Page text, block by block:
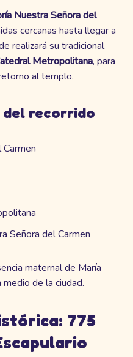
Nuestra Señora del
cercanas hasta llegar a
realizará su tradicional
Metropolitana, para
al templo.
del recorrido
Señora del Carmen
maternal de María
de la ciudad.
775